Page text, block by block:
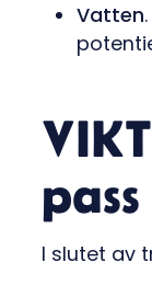
Vatten
I slutet av